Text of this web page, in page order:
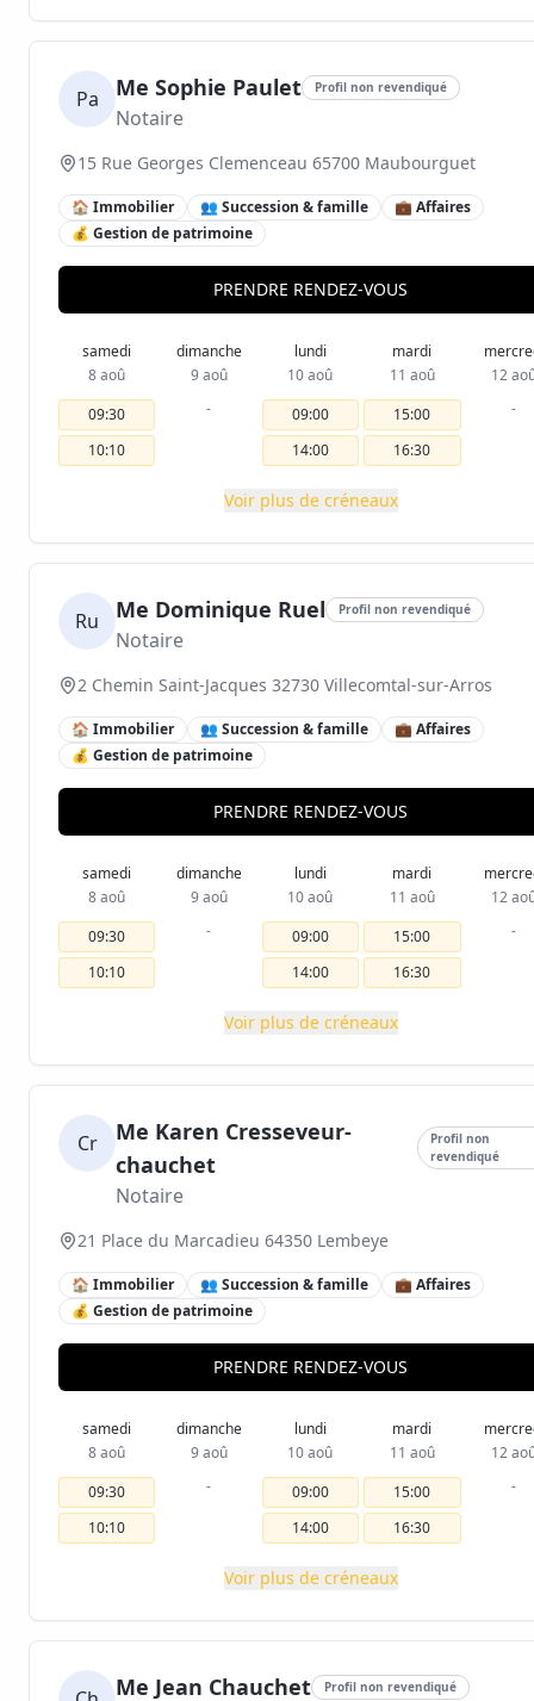
Pa Me Sophie Paulet Profil non revendiqué
Notaire
15 Rue Georges Clemenceau 65700 Maubourguet
🏠 Immobilier 👥 Succession & famille
💼 Affaires
💰 Gestion de patrimoine
PRENDRE RENDEZ-VOUS
samedi
8 aoû
09:30
10:10
dimanche
9 aoû
-
lundi
10 aoû
09:00
14:00
mardi
11 aoû
15:00
16:30
12
-
Voir plus de créneaux
Ru Me Dominique Ruel Profil non revendiqué
Notaire
2 Chemin Saint-Jacques 32730 Villecomtal-sur-Arros
🏠 Immobilier 👥 Succession & famille
💼 Affaires
💰 Gestion de patrimoine
PRENDRE RENDEZ-VOUS
samedi
8 aoû
09:30
10:10
dimanche
9 aoû
-
lundi
10 aoû
09:00
14:00
mardi
11 aoû
15:00
16:30
12
-
Voir plus de créneaux
Cr
Me Karen Cresseveur-
chauchet
Profil non
revendiqué
Notaire
21 Place du Marcadieu 64350 Lembeye
🏠 Immobilier 👥 Succession & famille
💼 Affaires
💰 Gestion de patrimoine
PRENDRE RENDEZ-VOUS
samedi
8 aoû
09:30
10:10
dimanche
9 aoû
-
lundi
10 aoû
09:00
14:00
mardi
11 aoû
15:00
16:30
12
-
Voir plus de créneaux
Me Jean Chauchet Profil non revendiqué